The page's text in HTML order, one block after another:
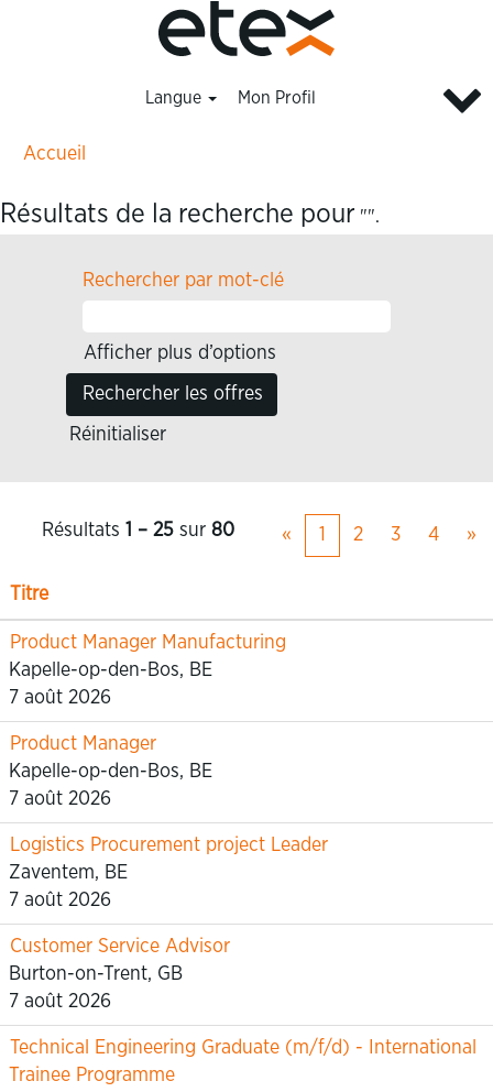
Langue Mon Profil
Accueil
Résultats de la recherche pour "".
Rechercher par mot-clé
Afficher plus d’options
Réinitialiser
Résultats 1 – 25 sur 80 « 1 2 3 4 »
Titre
Product Manager Manufacturing
Kapelle-op-den-Bos, BE
7 août 2026
Product Manager
Kapelle-op-den-Bos, BE
7 août 2026
Logistics Procurement project Leader
Zaventem, BE
7 août 2026
Customer Service Advisor
Burton-on-Trent, GB
7 août 2026
Technical Engineering Graduate (m/f/d) - International
Trainee Programme